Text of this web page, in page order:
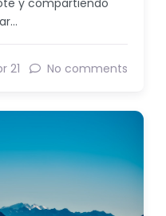
21 No comments